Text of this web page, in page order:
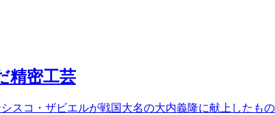
精密工芸
スコ・ザビエルが戦国大名の大内義隆に献上したも